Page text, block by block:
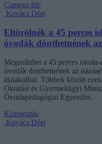
Campus life
Kovács Dóri
Eltörölnék a 45 perces
óvodák dönthetnének
Megszűnhet a 45 perces
óvodák dönthetnének az
átalakulhat. Többek között
Oktatási és Gyermekügyi
Óvodapedagógiai Egyesület.
Közoktatás
Kovács Dóri